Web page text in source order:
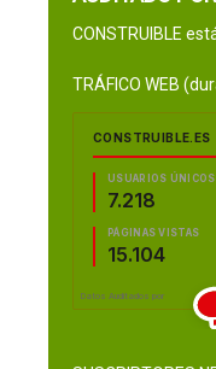
CONSTRUIBLE
TRÁFICO WEB